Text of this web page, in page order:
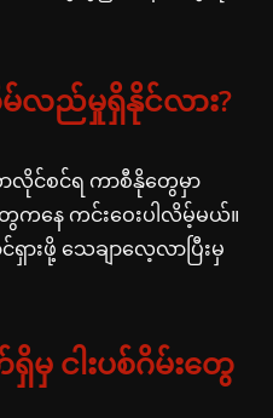
မ်လည်မှုရှိနိုင်လား?
င်စင်ရ ကာစီနိုတွေမှာ
နေ ကင်းဝေးပါလိမ့်မယ်။
းဖို့ သေချာလေ့လာပြီးမှ
ငါးပစ်ဂိမ်းတွေ